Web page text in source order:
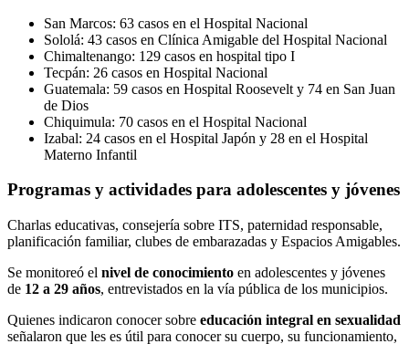
San Marcos: 63 casos en el Hospital Nacional
Sololá: 43 casos en Clínica Amigable del Hospital Nacional
Chimaltenango: 129 casos en hospital tipo I
Tecpán: 26 casos en Hospital Nacional
Guatemala: 59 casos en Hospital Roosevelt y 74 en San Juan
de Dios
Chiquimula: 70 casos en el Hospital Nacional
Izabal: 24 casos en el Hospital Japón y 28 en el Hospital
Materno Infantil
Programas y actividades para adolescentes y jóvenes
Charlas educativas, consejería sobre ITS, paternidad responsable,
planificación familiar, clubes de embarazadas y Espacios Amigables.
Se monitoreó el nivel de conocimiento en adolescentes y jóvenes
de 12 a 29 años, entrevistados en la vía pública de los municipios.
Quienes indicaron conocer sobre educación integral en sexualidad
señalaron que les es útil para conocer su cuerpo, su funcionamiento,